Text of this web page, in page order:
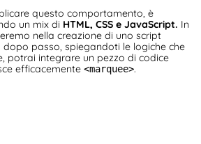
questo comportamento, è
un mix di HTML, CSS e JavaScript. In
nella creazione di uno script
passo, spiegandoti le logiche che
potrai integrare un pezzo di codice
efficacemente <marquee>.